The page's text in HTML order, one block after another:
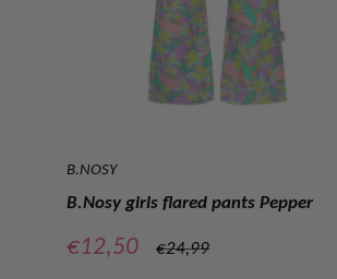
B.NOSY
B.Nosy girls flared pants Pepper
Verkoopprijs
€12,50
Normale
€24,99